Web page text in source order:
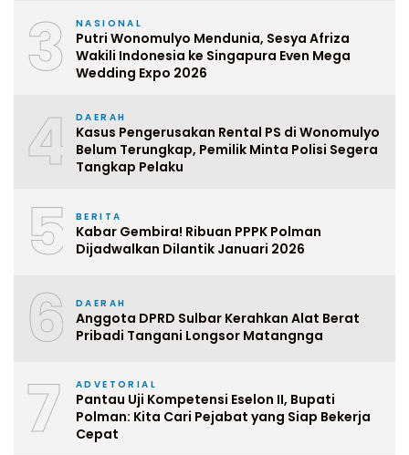
3 NASIONAL
Putri Wonomulyo Mendunia, Sesya Afriza
Wakili Indonesia ke Singapura Even Mega
Wedding Expo 2026
4 DAERAH
Kasus Pengerusakan Rental PS di Wonomulyo
Belum Terungkap, Pemilik Minta Polisi Segera
Tangkap Pelaku
5 BERITA
Kabar Gembira! Ribuan PPPK Polman
Dijadwalkan Dilantik Januari 2026
6 DAERAH
Anggota DPRD Sulbar Kerahkan Alat Berat
Pribadi Tangani Longsor Matangnga
7 ADVETORIAL
Pantau Uji Kompetensi Eselon II, Bupati
Polman: Kita Cari Pejabat yang Siap Bekerja
Cepat